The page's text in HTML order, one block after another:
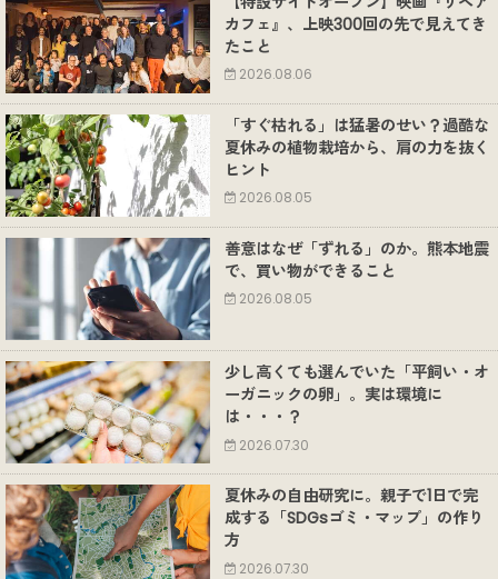
カフェ』、上映300回の先で見えてき
たこと
2026.08.06
「すぐ枯れる」は猛暑のせい？過酷な
夏休みの植物栽培から、肩の力を抜く
ヒント
2026.08.05
善意はなぜ「ずれる」のか。熊本地震
で、買い物ができること
2026.08.05
少し高くても選んでいた「平飼い・オ
ーガニックの卵」。実は環境に
は・・・？
2026.07.30
夏休みの自由研究に。親子で1日で完
成する「SDGsゴミ・マップ」の作り
方
2026.07.30